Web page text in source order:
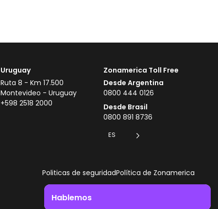
Uruguay
Ruta 8 - Km 17.500
Montevideo - Uruguay
+598 2518 2000
Zonamerica Toll Free
Desde Argentina
0800 444 0126
Desde Brasil
0800 891 8736
ES
Politicas de seguridadPolítica de Zonamerica
Hablemos